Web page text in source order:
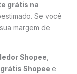
grátis na
Se você
margem de
Shopee
Shopee e